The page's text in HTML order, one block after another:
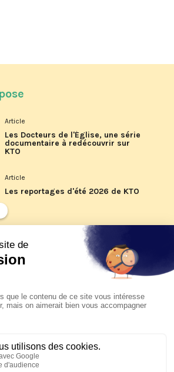
Article
Les Docteurs de l'Église, une série
documentaire à redécouvrir sur
KTO
Article
Les reportages d'été 2026 de KTO
La visite pastorale du pape Léon
XIV à Assise à suivre sur KTO le
jeudi 6 août
Le pape en Uruguay, Argentine et
Pérou du 6 au 17 novembre 2026
—Contact